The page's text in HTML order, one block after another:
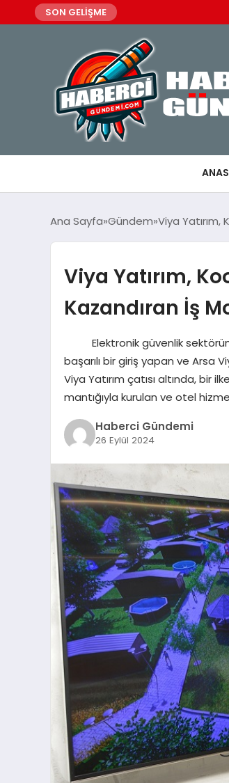
SON GELİŞME
Ana Sayfa Gündem Viya
Viya Yatırım,
Kazandıran İş
Elektronik güvenlik
başarılı bir giriş yapan ve Arsa
Viya Yatırım çatısı altında, bir
mantığıyla kurulan ve otel
Haberci Gündemi
26 Eylül 2024